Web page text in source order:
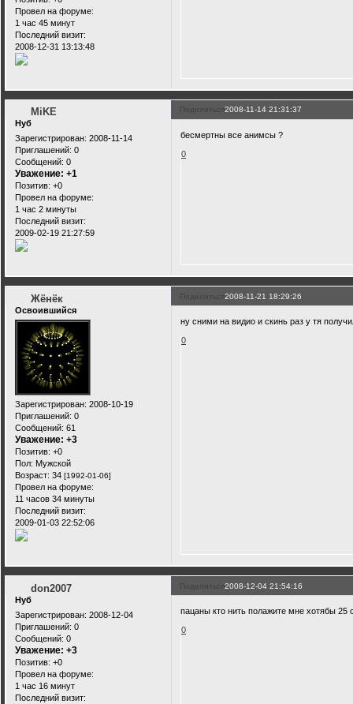
Провел на форуме:
1 час 45 минут
Последний визит:
2008-12-31 13:13:48
Поделиться2008-11-14 21:31:37
MiKE
Нуб
Зарегистрирован: 2008-11-14
Приглашений: 0
Сообщений: 0
Уважение: +1
Позитив: +0
Провел на форуме:
1 час 2 минуты
Последний визит:
2009-02-19 21:27:59
бесмертны все анимсы ?
0
Поделиться2008-11-21 18:29:26
Жёнёк
Освоившийся
Зарегистрирован: 2008-10-19
Приглашений: 0
Сообщений: 61
Уважение: +3
Позитив: +0
Пол: Мужской
Возраст: 34 [1992-01-06]
Провел на форуме:
11 часов 34 минуты
Последний визит:
2009-01-03 22:52:06
ну сними на видио и скинь раз у тя
0
Поделиться2008-12-04 21:54:16
don2007
Нуб
Зарегистрирован: 2008-12-04
Приглашений: 0
Сообщений: 0
Уважение: +3
Позитив: +0
Провел на форуме:
1 час 16 минут
Последний визит:
пацаны кто нить полажите мне хотябы 25
0